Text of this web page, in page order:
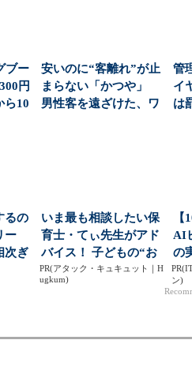
ブー
円
ら10
安いのに“客離れ”が止
まらない「かつや」
男性客を遠ざけた、ワ
管
イ
は
るの
ー
次ぎ
いま最も相談したい保
育士・てぃ先生がアド
バイス！ 子どもの“お
てつだい”に、どん...
PR(アタック・キュキュット｜H
ugkum)
AI
の
ン)